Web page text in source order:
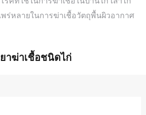
ร่หลายในการฆ่าเชื้อวัตถุพื้นผิวอากาศ
ยาฆ่าเชื้อชนิดไก่